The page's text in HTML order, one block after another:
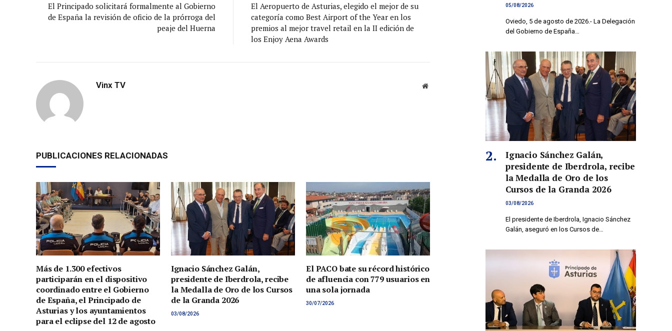
El Principado solicitará formalmente al Gobierno
de España la revisión de oficio de la prórroga del
peaje del Huerna
El Aeropuerto de Asturias, elegido el mejor de su
categoría como Best Airport of the Year en los
premios al mejor travel retail en la II edición de
los Enjoy Aena Awards
Vinx TV
Sitio
PUBLICACIONES RELACIONADAS
Más de 1.300 efectivos
participarán en el dispositivo
coordinado entre el Gobierno
de España, el Principado de
Asturias y los ayuntamientos
para el eclipse del 12 de agosto
Ignacio Sánchez Galán,
presidente de Iberdrola, recibe
la Medalla de Oro de los Cursos
de la Granda 2026
03/08/2026
El PACO bate su récord histórico
de afluencia con 779 usuarios en
una sola jornada
30/07/2026
05/08/2026
Oviedo, 5 de agosto de 2026.- La Delegación
del Gobierno de España…
Ignacio Sánchez Galán,
presidente de Iberdrola, recibe
la Medalla de Oro de los
Cursos de la Granda 2026
03/08/2026
El presidente de Iberdrola, Ignacio Sánchez
Galán, aseguró en los Cursos de…